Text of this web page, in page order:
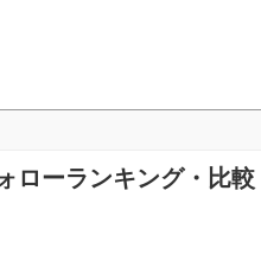
ローランキング・比較